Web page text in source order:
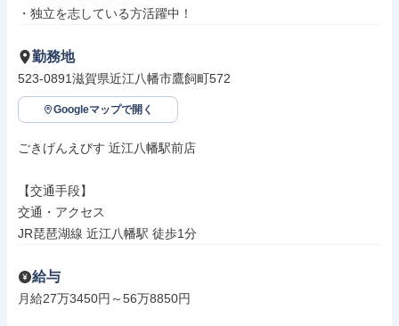
・独立を志している方活躍中！
勤務地
523-0891滋賀県近江八幡市鷹飼町572
Googleマップで開く
ごきげんえびす 近江八幡駅前店
【交通手段】
交通・アクセス
JR琵琶湖線 近江八幡駅 徒歩1分
給与
月給27万3450円～56万8850円